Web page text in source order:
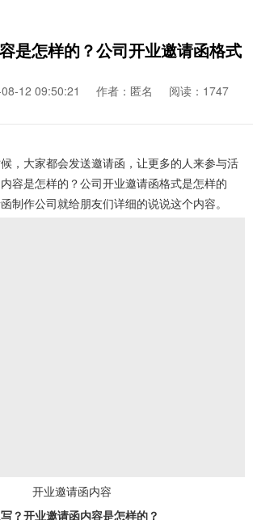
是怎样的？公司开业邀请函格式
12 09:50:21 作者：匿名 阅读：1747
大家都会发送邀请函，让更多的人来参与活
容是怎样的？公司开业邀请函格式是怎样的
制作公司就给朋友们详细的说说这个内容。
开业邀请函内容
？开业邀请函内容是怎样的？